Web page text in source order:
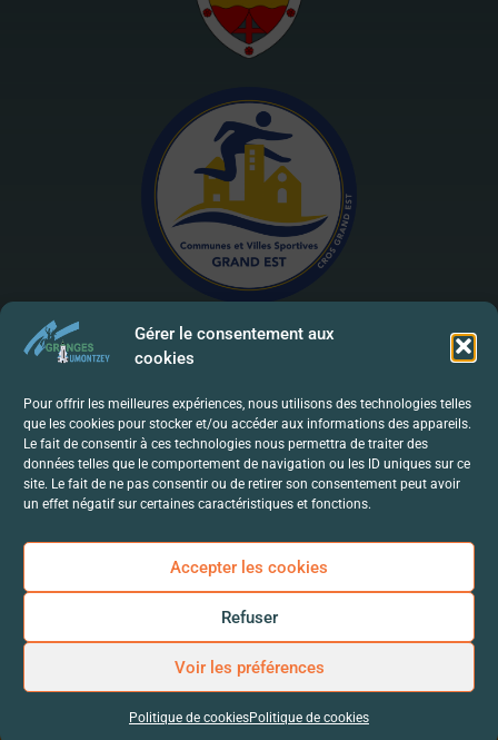
Gérer le consentement aux
cookies
Pour offrir les meilleures expériences, nous utilisons des technologies telles
que les cookies pour stocker et/ou accéder aux informations des appareils.
Le fait de consentir à ces technologies nous permettra de traiter des
données telles que le comportement de navigation ou les ID uniques sur ce
site. Le fait de ne pas consentir ou de retirer son consentement peut avoir
un effet négatif sur certaines caractéristiques et fonctions.
Accepter les cookies
Refuser
Voir les préférences
Politique de cookiesPolitique de cookies
Mentions Légales | RGPD
Politique De Confidentialité
Contact
© 2024-Mairie de Granges-Aumontzey